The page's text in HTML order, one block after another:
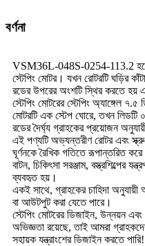
বর্ণনা
VSM36L-048S-0254-113.2
স্টেপিং মোটর। যখন রোটরটি ঘড়ির
রডের উপরের অংশটি স্থির করতে হয়
স্টেপিং মোটরের স্টেপিং অ্যাঙ্গেল
মোটরটি এক স্টেপ ঘোরে, তখন লিডটি
রডের দৈর্ঘ্য গ্রাহকের প্রয়োজন
এই পণ্যটি অভ্যন্তরীণ রোটর এবং
ঘূর্ণনকে রৈখিক গতিতে রূপান্তরিত
বাটন, চিকিৎসা সরঞ্জাম, বস্ত্রশিল্পের
ব্যবহৃত হয়।
একই সাথে, গ্রাহকের চাহিদা অনুযায়ী
বা আউটপুট করা যেতে পারে।
স্টেপিং মোটরের ডিজাইন, উন্নয়ন
অভিজ্ঞতা রয়েছে, তাই আমরা
সহায়ক যন্ত্রাংশের ডিজাইন করতে পারি!